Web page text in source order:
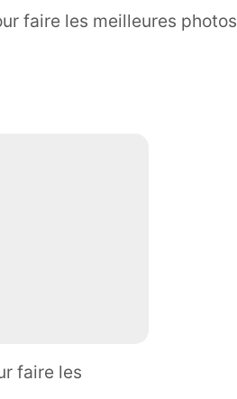
faire les meilleures photos
faire les